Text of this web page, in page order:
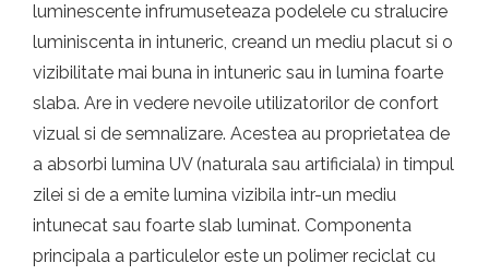
luminescente infrumuseteaza podelele cu stralucire
luminiscenta in intuneric, creand un mediu placut si o
vizibilitate mai buna in intuneric sau in lumina foarte
slaba. Are in vedere nevoile utilizatorilor de confort
vizual si de semnalizare. Acestea au proprietatea de
a absorbi lumina UV (naturala sau artificiala) in timpul
zilei si de a emite lumina vizibila intr-un mediu
intunecat sau foarte slab luminat. Componenta
principala a particulelor este un polimer reciclat cu